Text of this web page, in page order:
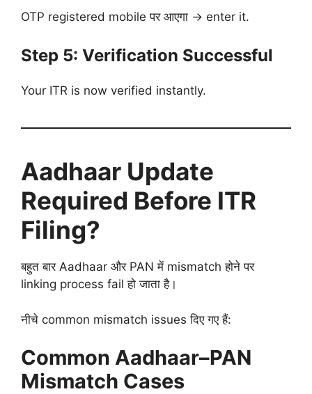
OTP registered mobile पर आएगा → enter it.
Step 5: Verification Successful
Your ITR is now verified instantly.
Aadhaar Update
Required Before ITR
Filing?
बहुत बार Aadhaar और PAN में mismatch होने पर
linking process fail हो जाता है।
नीचे common mismatch issues दिए गए हैं:
Common Aadhaar–PAN
Mismatch Cases